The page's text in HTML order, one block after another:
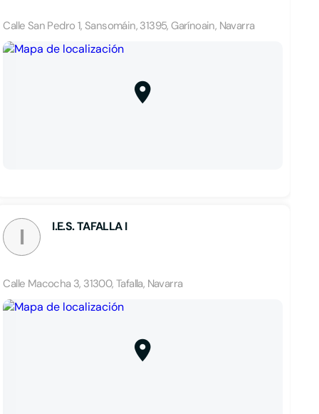
Calle San Pedro 1, Sansomáin, 31395, Garínoain, Navarra
I I.E.S. TAFALLA I
Calle Macocha 3, 31300, Tafalla, Navarra